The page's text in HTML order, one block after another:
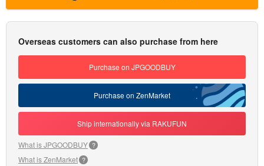
Overseas customers can also purchase from here
Purchase on JPGOODBUY
Purchase on ZenMarket
Ship internationally via RAKUFUN
What is JPGOODBUY ?
What is ZenMarket ?